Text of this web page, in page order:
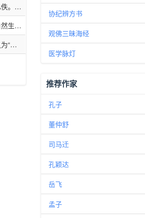
书杂
家要
《珠
丛书
结构
言谚
，元
安民
为一
，在
善救
(河
全
，体
说。
之说
的唯
统礼
经参
新活
得重
庄
哪些
子认
的纷
社
的绝
累;
及
胜及
于历
八
。
《周
。此
代
黄奭
生命
子女
天
“集
响，
李鼎
滞
协纪辨方书
观佛三昧海经
医学脉灯
推荐作家
孔子
董仲舒
司马迁
孔颖达
岳飞
孟子